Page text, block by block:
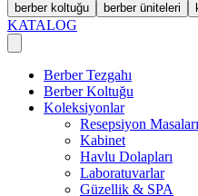
berber koltuğu berber üniteleri
KATALOG
Berber Tezgahı
Berber Koltuğu
Koleksiyonlar
Resepsiyon Masaları
Kabinet
Havlu Dolapları
Laboratuvarlar
Güzellik & SPA